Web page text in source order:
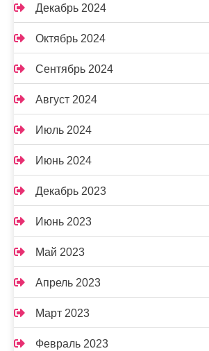
Декабрь 2024
Октябрь 2024
Сентябрь 2024
Август 2024
Июль 2024
Июнь 2024
Декабрь 2023
Июнь 2023
Май 2023
Апрель 2023
Март 2023
Февраль 2023